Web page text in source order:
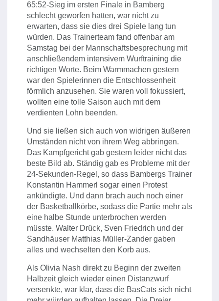
65:52-Sieg im ersten Finale in Bamberg
schlecht geworfen hatten, war nicht zu
erwarten, dass sie dies drei Spiele lang tun
würden. Das Trainerteam fand offenbar am
Samstag bei der Mannschaftsbesprechung mit
anschließendem intensivem Wurftraining die
richtigen Worte. Beim Warmmachen gestern
war den Spielerinnen die Entschlossenheit
förmlich anzusehen. Sie waren voll fokussiert,
wollten eine tolle Saison auch mit dem
verdienten Lohn beenden.
Und sie ließen sich auch von widrigen äußeren
Umständen nicht von ihrem Weg abbringen.
Das Kampfgericht gab gestern leider nicht das
beste Bild ab. Ständig gab es Probleme mit der
24-Sekunden-Regel, so dass Bambergs Trainer
Konstantin Hammerl sogar einen Protest
ankündigte. Und dann brach auch noch einer
der Basketballkörbe, sodass die Partie mehr als
eine halbe Stunde unterbrochen werden
müsste. Walter Drück, Sven Friedrich und der
Sandhäuser Matthias Müller-Zander gaben
alles und wechselten den Korb aus.
Als Olivia Nash direkt zu Beginn der zweiten
Halbzeit gleich wieder einen Distanzwurf
versenkte, war klar, dass die BasCats sich nicht